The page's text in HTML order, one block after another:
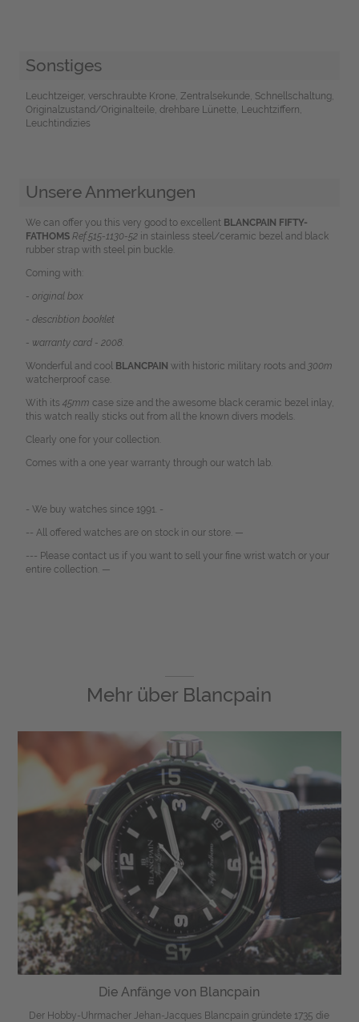
Sonstiges
Leuchtzeiger, verschraubte Krone, Zentralsekunde, Schnellschaltung,
Originalzustand/Originalteile, drehbare Lünette, Leuchtziffern,
Leuchtindizies
Unsere Anmerkungen
We can offer you this very good to excellent BLANCPAIN FIFTY-
FATHOMS Ref.515-1130-52in stainless steel/ceramic bezel and black
rubber strap with steel pin buckle.
Coming with:
- original box
- describtion booklet
- warranty card - 2008.
Wonderful and cool BLANCPAIN with historic military roots and 300m
watcherproof case.
With its 45mm case size and the awesome black ceramic bezel inlay,
this watch really sticks out from all the known divers models.
Clearly one for your collection.
Comes with a one year warranty through our watch lab.
- We buy watches since 1991. -
-- All offered watches are on stock in our store. —
--- Please contact us if you want to sell your fine wrist watch or your
entire collection. —
Mehr über Blancpain
Die Anfänge von Blancpain
Der Hobby-Uhrmacher Jehan-Jacques Blancpain gründete 1735 die